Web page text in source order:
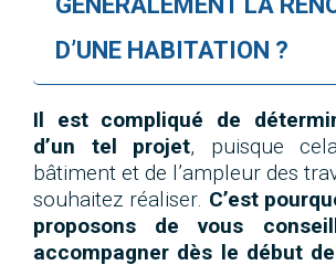
D’UNE HABITATION ?
Il est compliqué de
d’un tel projet, puisque
bâtiment et de l’ampleur des
souhaitez réaliser. C’est
proposons de vous
accompagner dès le début